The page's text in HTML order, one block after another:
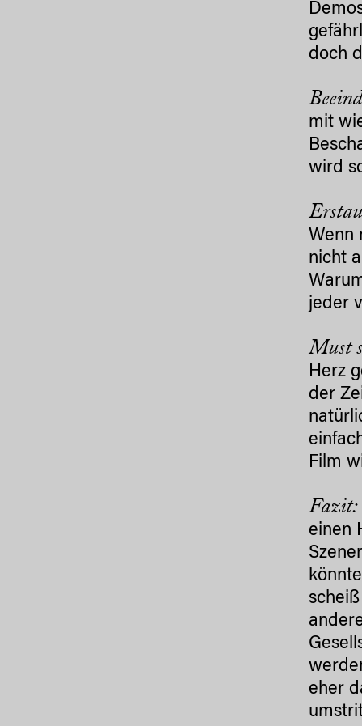
doch
mit
wird
Wenn
nicht
jeder
Must
Herz
der
Film
Fazit:
einen
eher